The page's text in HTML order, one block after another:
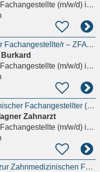
(m/w/d)in Stadtallendorf
Zahnmedizinische/r Fachangestellte/r – ZFA (m/w/d)
(m/w/d)in Friedrichsdorf
ZMF - Zahnmedizinischer Fachangestellter (m/w/d)
Zahnarzt
(m/w/d)in Sinn, Edingen
Ausbildungsstelle zur Zahnmedizinischen Fachangestellten (m/w/d)